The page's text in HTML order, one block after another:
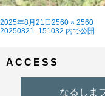
投
稿
2025年8月21日 フ
ル
2560 × 2560
投
ゲ
20250821_151032 内で公開
ACCESS